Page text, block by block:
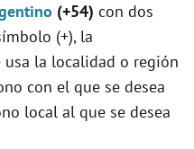
(+54) con dos
(+), la
la localidad o región
con el que se desea
local al que se desea